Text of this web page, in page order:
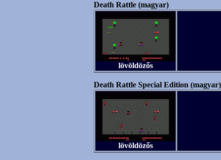
Death Rattle (magyar)
lövöldözős
Death Rattle Special Edition (magyar)
lövöldözős